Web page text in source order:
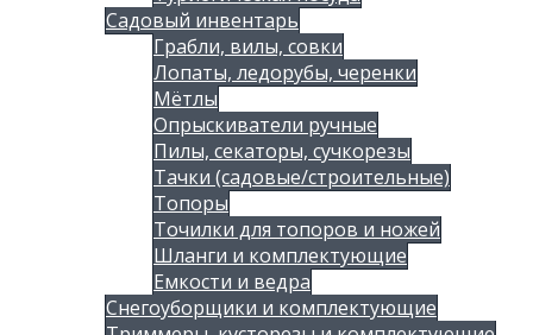
Садовый инвентарь
Грабли, вилы, совки
Лопаты, ледорубы, черенки
Мётлы
Опрыскиватели ручные
Пилы, секаторы, сучкорезы
Тачки (садовые/строительные)
Топоры
Точилки для топоров и ножей
Шланги и комплектующие
Емкости и ведра
Снегоуборщики и комплектующие